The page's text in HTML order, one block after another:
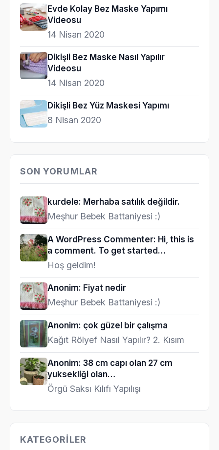
Evde Kolay Bez Maske Yapımı
Videosu
14 Nisan 2020
Dikişli Bez Maske Nasıl Yapılır
Videosu
14 Nisan 2020
Dikişli Bez Yüz Maskesi Yapımı
8 Nisan 2020
SON YORUMLAR
kurdele: Merhaba satılık değildir.
Meşhur Bebek Battaniyesi :)
A WordPress Commenter: Hi, this is
a comment. To get started…
Hoş geldim!
Anonim: Fiyat nedir
Meşhur Bebek Battaniyesi :)
Anonim: çok güzel bir çalışma
Kağıt Rölyef Nasıl Yapılır? 2. Kısım
Anonim: 38 cm capı olan 27 cm
yuksekliği olan…
Örgü Saksı Kılıfı Yapılışı
KATEGORILER